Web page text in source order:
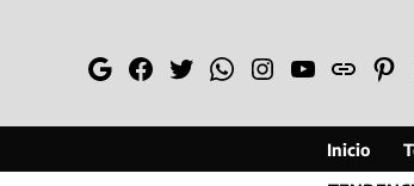
GoogleFacebook
TwitterWhatsapp
Instagram
YouTube
Web
Inicio